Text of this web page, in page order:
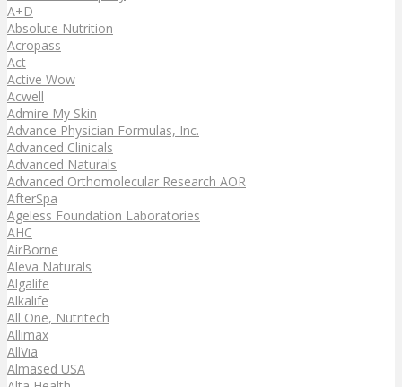
A+D
Absolute Nutrition
Acropass
Act
Active Wow
Acwell
Admire My Skin
Advance Physician Formulas, Inc.
Advanced Clinicals
Advanced Naturals
Advanced Orthomolecular Research AOR
AfterSpa
Ageless Foundation Laboratories
AHC
AirBorne
Aleva Naturals
Algalife
Alkalife
All One, Nutritech
Allimax
AllVia
Almased USA